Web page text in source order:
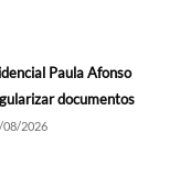
Paula Afonso
documentos
08/2026